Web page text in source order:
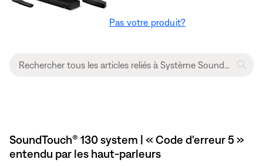
Pas votre produit?
SoundTouch® 130 system | « Code d'erreur 5 »
entendu par les haut-parleurs